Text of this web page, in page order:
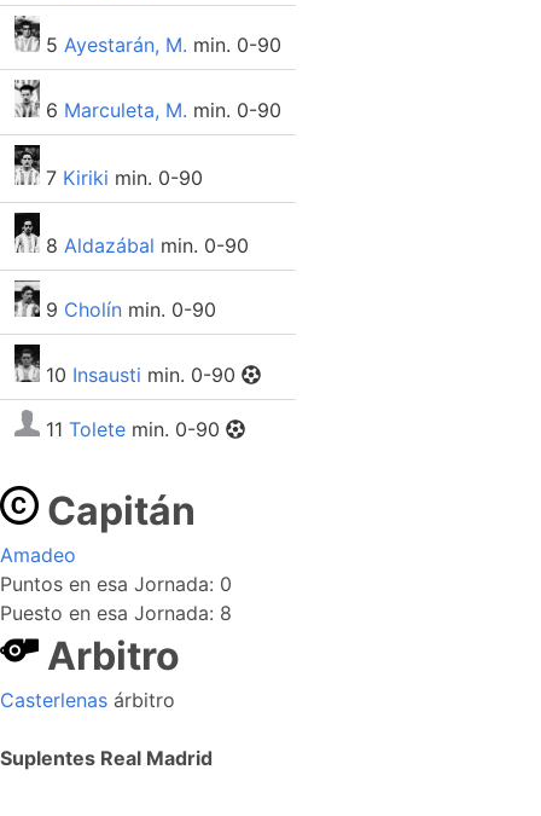
5 Ayestarán, M. min. 0-90
6 Marculeta, M. min. 0-90
7 Kiriki min. 0-90
8 Aldazábal min. 0-90
9 Cholín min. 0-90
10 Insausti min. 0-90
11 Tolete min. 0-90
Capitán
Amadeo
Puntos en esa Jornada: 0
Puesto en esa Jornada: 8
Arbitro
Casterlenas árbitro
Suplentes Real Madrid